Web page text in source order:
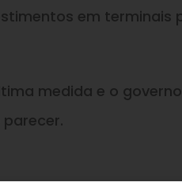
em terminais
medida e o